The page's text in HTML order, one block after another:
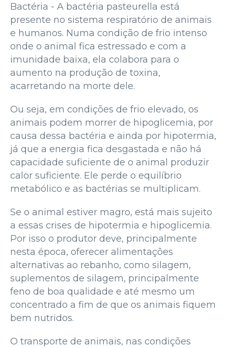
Bactéria - A bactéria pasteurella está
presente no sistema respiratório de animais
e humanos. Numa condição de frio intenso
onde o animal fica estressado e com a
imunidade baixa, ela colabora para o
aumento na produção de toxina,
acarretando na morte dele.
Ou seja, em condições de frio elevado, os
animais podem morrer de hipoglicemia, por
causa dessa bactéria e ainda por hipotermia,
já que a energia fica desgastada e não há
capacidade suficiente de o animal produzir
calor suficiente. Ele perde o equilíbrio
metabólico e as bactérias se multiplicam.
Se o animal estiver magro, está mais sujeito
a essas crises de hipotermia e hipoglicemia.
Por isso o produtor deve, principalmente
nesta época, oferecer alimentações
alternativas ao rebanho, como silagem,
suplementos de silagem, principalmente
feno de boa qualidade e até mesmo um
concentrado a fim de que os animais fiquem
bem nutridos.
O transporte de animais, nas condições